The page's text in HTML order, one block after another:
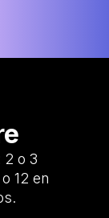
2 o 3
12 en